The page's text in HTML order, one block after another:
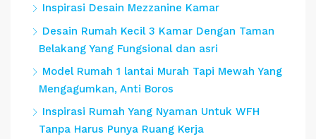
Inspirasi Desain Mezzanine Kamar
Desain Rumah Kecil 3 Kamar Dengan Taman
Belakang Yang Fungsional dan asri
Model Rumah 1 lantai Murah Tapi Mewah Yang
Mengagumkan, Anti Boros
Inspirasi Rumah Yang Nyaman Untuk WFH
Tanpa Harus Punya Ruang Kerja